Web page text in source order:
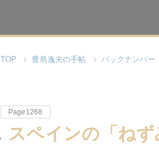
TOP 豊島逸夫の手帖 バックナンバー
Page1268
スペインの「ね